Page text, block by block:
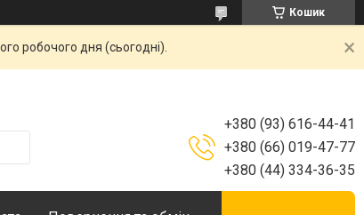
Кошик
робочого дня (сьогодні).
+380 (93) 616-44-41
+380 (66) 019-47-77
+380 (44) 334-36-35